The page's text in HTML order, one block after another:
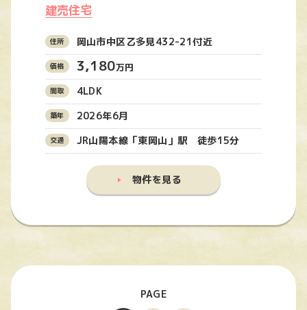
建売住宅
岡山市中区乙多見432-21付近
3,180万円
4LDK
2026年6月
JR山陽本線「東岡山」駅 徒歩15分
物件を見る